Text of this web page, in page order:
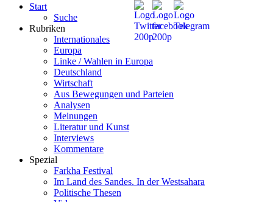
Start
Suche
Rubriken
Internationales
Europa
Linke / Wahlen in Europa
Deutschland
Wirtschaft
Aus Bewegungen und Parteien
Analysen
Meinungen
Literatur und Kunst
Interviews
Kommentare
Spezial
Farkha Festival
Im Land des Sandes. In der Westsahara
Politische Thesen